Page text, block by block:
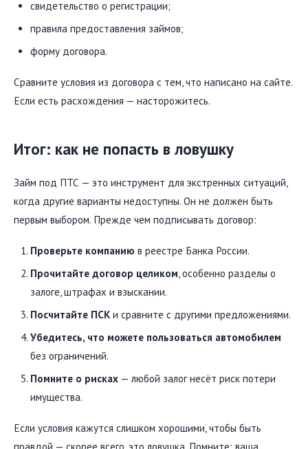
свидетельство о регистрации;
правила предоставления займов;
форму договора.
Сравните условия из договора с тем, что написано на сайте.
Если есть расхождения — насторожитесь.
Итог: как не попасть в ловушку
Займ под ПТС — это инструмент для экстренных ситуаций,
когда другие варианты недоступны. Он не должен быть
первым выбором. Прежде чем подписывать договор:
Проверьте компанию в реестре Банка России.
Прочитайте договор целиком, особенно разделы о
залоге, штрафах и взыскании.
Посчитайте ПСК и сравните с другими предложениями.
Убедитесь, что можете пользоваться автомобилем
без ограничений.
Помните о рисках — любой залог несёт риск потери
имущества.
Если условия кажутся слишком хорошими, чтобы быть